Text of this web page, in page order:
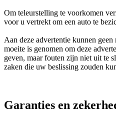
Om teleurstelling te voorkomen
voor u vertrekt om een auto te
Aan deze advertentie kunnen
moeite is genomen om deze
geven, maar fouten zijn niet uit te
zaken die uw beslissing zouden
Garanties en